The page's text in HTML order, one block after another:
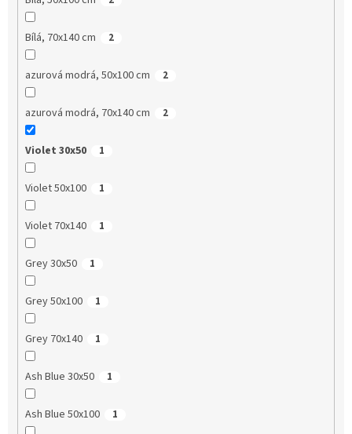
Bílá, 70x140 cm 2
azurová modrá, 50x100 cm 2
azurová modrá, 70x140 cm 2
Violet 30x50 1
Violet 50x100 1
Violet 70x140 1
Grey 30x50 1
Grey 50x100 1
Grey 70x140 1
Ash Blue 30x50 1
Ash Blue 50x100 1